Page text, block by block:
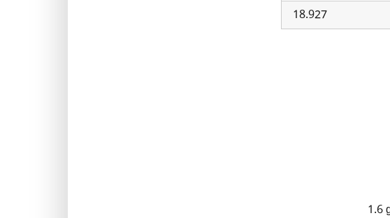
18.927